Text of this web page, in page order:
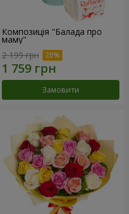
Композиція "Балада про
маму"
2 199 грн
Замовити